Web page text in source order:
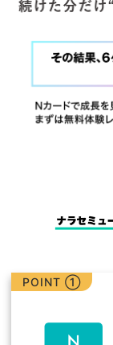
POINT ①